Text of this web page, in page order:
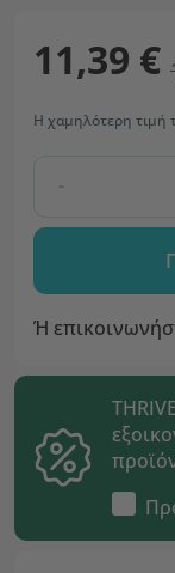
11,39 €
Η χαμηλότερη τιμή
-
Ή